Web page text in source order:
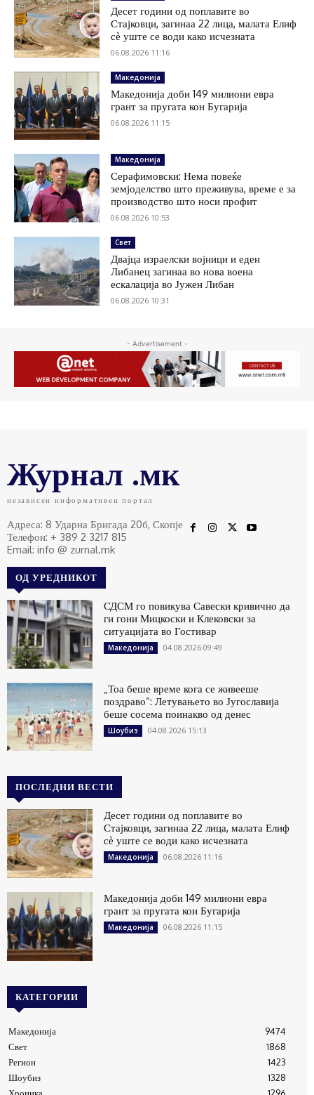
Десет години од поплавите во
Стајковци, загинаа 22 лица, малата Елиф
сѐ уште се води како исчезната
06.08.2026 11:16
Македонија
Македонија доби 149 милиони евра
грант за пругата кон Бугарија
06.08.2026 11:15
Македонија
Серафимовски: Нема повеќе
земјоделство што преживува, време е за
производство што носи профит
06.08.2026 10:53
Свет
Двајца израелски војници и еден
Либанец загинаа во нова воена
ескалација во Јужен Либан
06.08.2026 10:31
- Advertisement -
Журнал .мк
независен информативен портал
Адреса: 8 Ударна Бригада 20б, Скопје
Телефон: + 389 2 3217 815
Email: info @ zurnal.mk
ОД УРЕДНИКОТ
СДСМ го повикува Савески кривично да
ги гони Мицкоски и Клековски за
ситуацијата во Гостивар
Македонија 04.08.2026 09:49
„Тоа беше време кога се живееше
поздраво“: Летувањето во Југославија
беше сосема поинакво од денес
Шоубиз 04.08.2026 15:13
ПОСЛЕДНИ ВЕСТИ
Десет години од поплавите во
Стајковци, загинаа 22 лица, малата Елиф
сѐ уште се води како исчезната
Македонија 06.08.2026 11:16
Македонија доби 149 милиони евра
грант за пругата кон Бугарија
Македонија 06.08.2026 11:15
КАТЕГОРИИ
Македонија
9474
Свет
1868
Регион
1423
Шоубиз
1328